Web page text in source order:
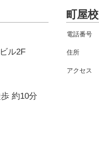
ル2F
約10分
町屋校